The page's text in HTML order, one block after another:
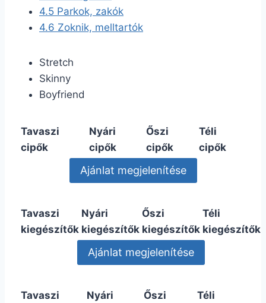
4.5 Parkok, zakók
4.6 Zoknik, melltartók
Stretch
Skinny
Boyfriend
Tavaszi
cipők
Nyári
cipők
Őszi
cipők
Téli
cipők
Tavaszi
kiegészítők
Nyári
kiegészítők
Őszi
kiegészítők
Téli
kiegészítők
Tavaszi Nyári Őszi Téli